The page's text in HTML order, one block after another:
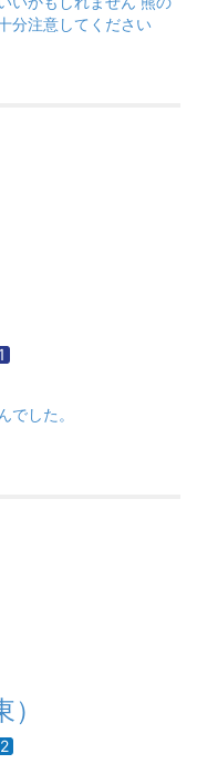
分注意してください
1
した。
2